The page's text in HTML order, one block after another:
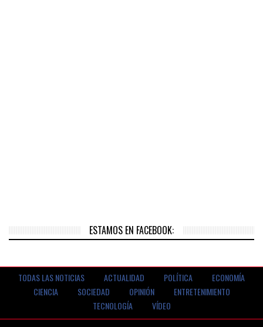
ESTAMOS EN FACEBOOK:
TODAS LAS NOTICIAS ACTUALIDAD POLÍTICA
ECONOMÍA
CIENCIA
SOCIEDAD OPINIÓN
ENTRETENIMIENTO
TECNOLOGÍA
VÍDEO